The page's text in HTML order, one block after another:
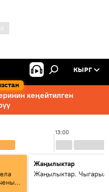
КЫРГ
кеңейтилген
13:00
Жаңылыктар
Жаңылыктар.